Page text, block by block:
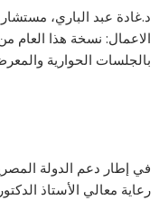
د.غادة عبد الباري،
الاعمال: نسخة هذا العام
بالجلسات الحوارية
في إطار دعم الدولة
رعاية معالي الأستاذ